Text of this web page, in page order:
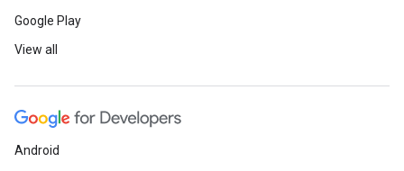
Google Play
View all
Android